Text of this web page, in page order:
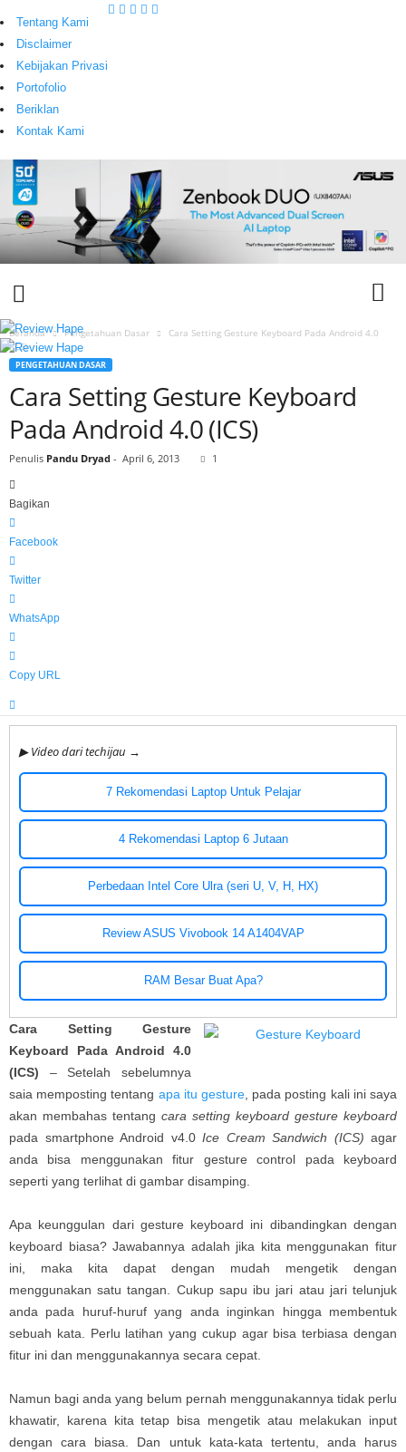
Tentang Kami
Disclaimer
Kebijakan Privasi
Portofolio
Beriklan
Kontak Kami
Beranda Pengetahuan Dasar
Cara Setting Gesture Keyboard Pada Android 4.0
(ICS)
PENGETAHUAN DASAR
Cara Setting Gesture Keyboard
Pada Android 4.0 (ICS)
Penulis Pandu Dryad - April 6, 2013 1
Bagikan
Facebook
Twitter
WhatsApp
Copy URL
▶ Video dari techijau →
7 Rekomendasi Laptop Untuk Pelajar
4 Rekomendasi Laptop 6 Jutaan
Perbedaan Intel Core Ulra (seri U, V, H, HX)
Review ASUS Vivobook 14 A1404VAP
RAM Besar Buat Apa?
Cara Setting Gesture
Keyboard Pada Android 4.0
(ICS) – Setelah sebelumnya
saia memposting tentang apa itu gesture, pada posting kali ini saya
akan membahas tentang cara setting keyboard gesture keyboard
pada smartphone Android v4.0 Ice Cream Sandwich (ICS) agar
anda bisa menggunakan fitur gesture control pada keyboard
seperti yang terlihat di gambar disamping.
Apa keunggulan dari gesture keyboard ini dibandingkan dengan
keyboard biasa? Jawabannya adalah jika kita menggunakan fitur
ini, maka kita dapat dengan mudah mengetik dengan
menggunakan satu tangan. Cukup sapu ibu jari atau jari telunjuk
anda pada huruf-huruf yang anda inginkan hingga membentuk
sebuah kata. Perlu latihan yang cukup agar bisa terbiasa dengan
fitur ini dan menggunakannya secara cepat.
Namun bagi anda yang belum pernah menggunakannya tidak perlu
khawatir, karena kita tetap bisa mengetik atau melakukan input
dengan cara biasa. Dan untuk kata-kata tertentu, anda harus